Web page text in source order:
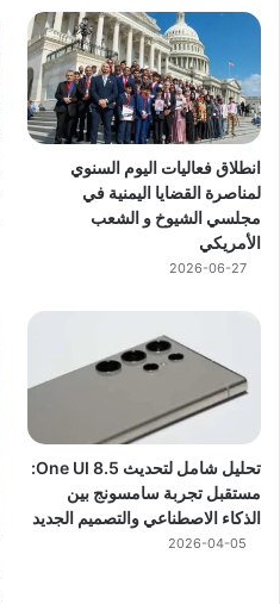
انطلاق فعاليات اليوم السنوي
لمناصرة القضايا اليمنية في
مجلسي الشيوخ و الشعب
الأمريكي
2026-06-27
تحليل شامل لتحديث One UI 8.5:
مستقبل تجربة سامسونج بين
الذكاء الاصطناعي والتصميم الجديد
2026-04-05